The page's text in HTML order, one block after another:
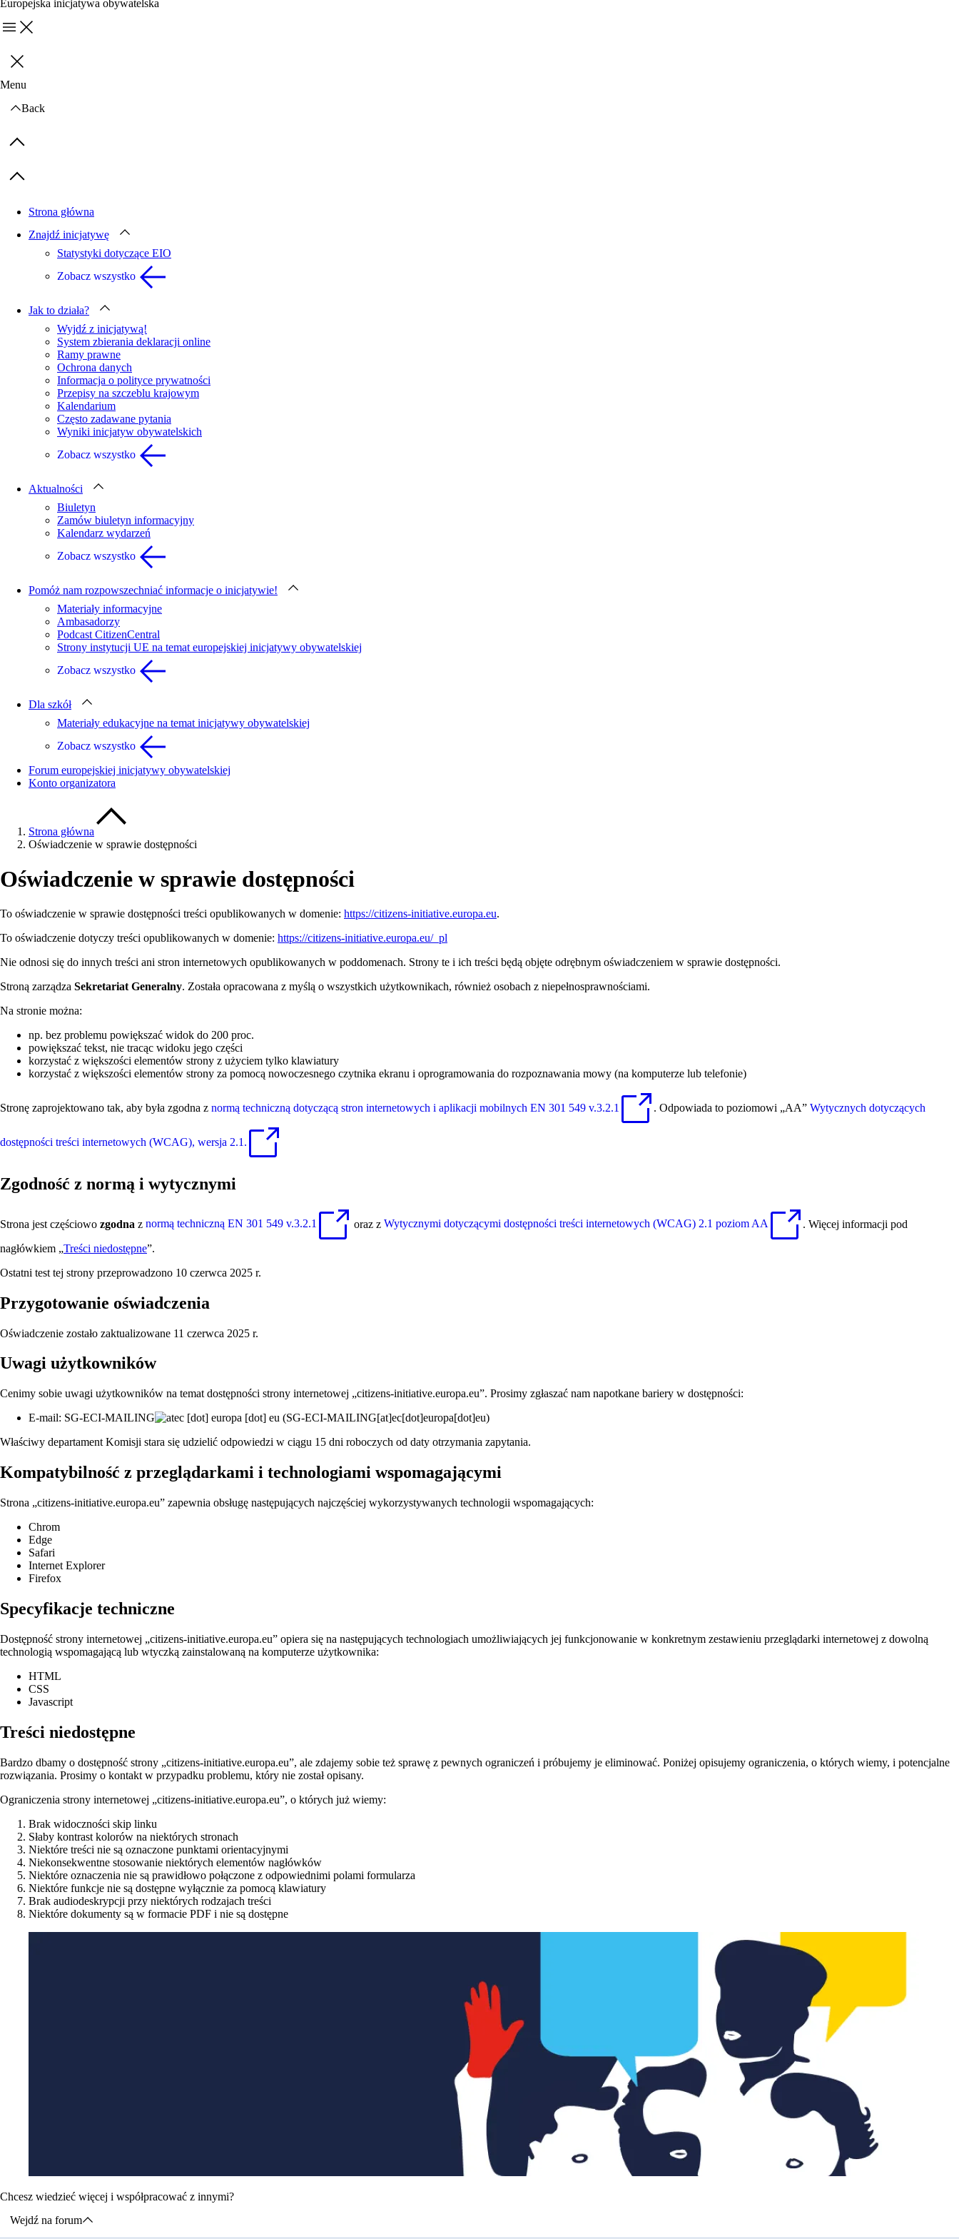
Europejska inicjatywa obywatelska
Menu
Zamknij
Menu
Back
Previous items
Next items
Strona główna
Znajdź inicjatywę
Statystyki dotyczące EIO
Zobacz wszystko
Jak to działa?
Wyjdź z inicjatywą!
System zbierania deklaracji online
Ramy prawne
Ochrona danych
Informacja o polityce prywatności
Przepisy na szczeblu krajowym
Kalendarium
Często zadawane pytania
Wyniki inicjatyw obywatelskich
Zobacz wszystko
Aktualności
Biuletyn
Zamów biuletyn informacyjny
Kalendarz wydarzeń
Zobacz wszystko
Pomóż nam rozpowszechniać informacje o inicjatywie!
Materiały informacyjne
Ambasadorzy
Podcast CitizenCentral
Strony instytucji UE na temat europejskiej inicjatywy obywatelskiej
Zobacz wszystko
Dla szkół
Materiały edukacyjne na temat inicjatywy obywatelskiej
Zobacz wszystko
Forum europejskiej inicjatywy obywatelskiej
Konto organizatora
Strona główna
Oświadczenie w sprawie dostępności
Oświadczenie w sprawie dostępności
To oświadczenie w sprawie dostępności treści opublikowanych w domenie: https://citizens-initiative.europa.eu.
To oświadczenie dotyczy treści opublikowanych w domenie: https://citizens-initiative.europa.eu/_pl
Nie odnosi się do innych treści ani stron internetowych opublikowanych w poddomenach. Strony te i ich treści będą objęte odrębnym oświadczeniem w sprawie dostępności.
Stroną zarządza Sekretariat Generalny. Została opracowana z myślą o wszystkich użytkownikach, również osobach z niepełnosprawnościami.
Na stronie można:
np. bez problemu powiększać widok do 200 proc.
powiększać tekst, nie tracąc widoku jego części
korzystać z większości elementów strony z użyciem tylko klawiatury
korzystać z większości elementów strony za pomocą nowoczesnego czytnika ekranu i oprogramowania do rozpoznawania mowy (na komputerze lub telefonie)
Stronę zaprojektowano tak, aby była zgodna z normą techniczną dotyczącą stron internetowych i aplikacji mobilnych EN 301 549 v.3.2.1 . Odpowiada to poziomowi „AA” Wytycznych dotyczących
dostępności treści internetowych (WCAG), wersja 2.1.
Zgodność z normą i wytycznymi
Strona jest częściowo zgodna z normą techniczną EN 301 549 v.3.2.1 oraz z Wytycznymi dotyczącymi dostępności treści internetowych (WCAG) 2.1 poziom AA . Więcej informacji pod
nagłówkiem „Treści niedostępne”.
Ostatni test tej strony przeprowadzono 10 czerwca 2025 r.
Przygotowanie oświadczenia
Oświadczenie zostało zaktualizowane 11 czerwca 2025 r.
Uwagi użytkowników
Cenimy sobie uwagi użytkowników na temat dostępności strony internetowej „citizens-initiative.europa.eu”. Prosimy zgłaszać nam napotkane bariery w dostępności:
E-mail: SG-ECI-MAILING ec [dot] europa [dot] eu (SG-ECI-MAILING[at]ec[dot]europa[dot]eu)
Właściwy departament Komisji stara się udzielić odpowiedzi w ciągu 15 dni roboczych od daty otrzymania zapytania.
Kompatybilność z przeglądarkami i technologiami wspomagającymi
Strona „citizens-initiative.europa.eu” zapewnia obsługę następujących najczęściej wykorzystywanych technologii wspomagających:
Chrom
Edge
Safari
Internet Explorer
Firefox
Specyfikacje techniczne
Dostępność strony internetowej „citizens-initiative.europa.eu” opiera się na następujących technologiach umożliwiających jej funkcjonowanie w konkretnym zestawieniu przeglądarki internetowej z dowolną
technologią wspomagającą lub wtyczką zainstalowaną na komputerze użytkownika:
HTML
CSS
Javascript
Treści niedostępne
Bardzo dbamy o dostępność strony „citizens-initiative.europa.eu”, ale zdajemy sobie też sprawę z pewnych ograniczeń i próbujemy je eliminować. Poniżej opisujemy ograniczenia, o których wiemy, i potencjalne
rozwiązania. Prosimy o kontakt w przypadku problemu, który nie został opisany.
Ograniczenia strony internetowej „citizens-initiative.europa.eu”, o których już wiemy:
Brak widoczności skip linku
Słaby kontrast kolorów na niektórych stronach
Niektóre treści nie są oznaczone punktami orientacyjnymi
Niekonsekwentne stosowanie niektórych elementów nagłówków
Niektóre oznaczenia nie są prawidłowo połączone z odpowiednimi polami formularza
Niektóre funkcje nie są dostępne wyłącznie za pomocą klawiatury
Brak audiodeskrypcji przy niektórych rodzajach treści
Niektóre dokumenty są w formacie PDF i nie są dostępne
Chcesz wiedzieć więcej i współpracować z innymi?
Wejdź na forum